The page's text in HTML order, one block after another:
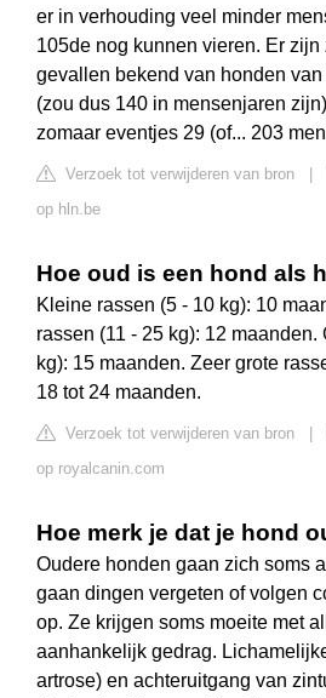
er in verhouding veel minder
105de nog kunnen vieren. Er zijn
gevallen bekend van honden
(zou dus 140 in mensenjaren
zomaar eventjes 29 (of... 203
Verzoek tot verwijderen van bron
op hln.be
Hoe oud is een hond als
Kleine rassen (5 - 10 kg): 10
rassen (11 - 25 kg): 12 maanden.
kg): 15 maanden. Zeer grote
18 tot 24 maanden.
Verzoek tot verwijderen van bron
op royalcanin.com
Hoe merk je dat je hond
Oudere honden gaan zich soms
gaan dingen vergeten of volgen
op. Ze krijgen soms moeite met
aanhankelijk gedrag.
artrose) en achteruitgang van